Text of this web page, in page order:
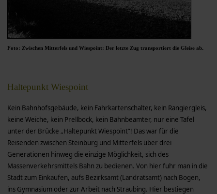
Foto: Zwischen Mitterfels und Wiespoint: Der letzte Zug transportiert die Gleise ab.
Haltepunkt Wiespoint
Kein Bahnhofsgebäude, kein Fahrkartenschalter, kein Rangiergleis,
keine Weiche, kein Prellbock, kein Bahnbeamter, nur eine Tafel
unter der Brücke „Haltepunkt Wiespoint”! Das war für die
Reisenden zwischen Steinburg und Mitterfels über drei
Generationen hinweg die einzige Möglichkeit, sich des
Massenverkehrsmittels Bahn zu bedienen. Von hier fuhr man in die
Stadt zum Einkaufen, aufs Bezirksamt (Landratsamt) nach Bogen,
ins Gymnasium oder zur Arbeit nach Straubing. Hier bestiegen